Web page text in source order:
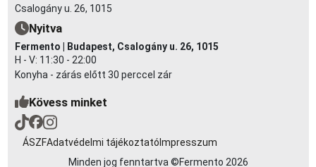
Csalogány u. 26, 1015
Nyitva
Fermento | Budapest, Csalogány u. 26, 1015
H - V: 11:30 - 22:00
Konyha - zárás előtt 30 perccel zár
Kövess minket
ÁSZFAdatvédelmi tájékoztató Impresszum
Minden jog fenntartva ©Fermento 2026